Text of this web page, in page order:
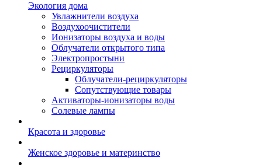
Экология дома
Увлажнители воздуха
Воздухоочистители
Ионизаторы воздуха и воды
Облучатели открытого типа
Электропростыни
Рециркуляторы
Облучатели-рециркуляторы
Сопутствующие товары
Активаторы-ионизаторы воды
Солевые лампы
Красота и здоровье
Женское здоровье и материнство